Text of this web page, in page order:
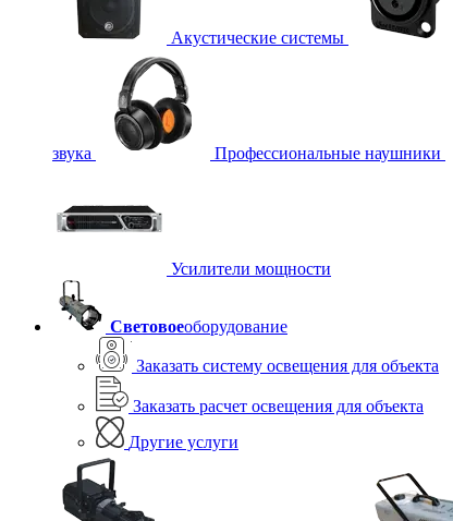
Акустические системы
звука Профессиональные наушники
Усилители мощности
Световоеоборудование
Заказать систему освещения для объекта
Заказать расчет освещения для объекта
Другие услуги